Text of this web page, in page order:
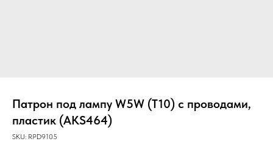
Патрон под лампу W5W (T10) с проводами,
пластик (AKS464)
SKU: RPD9105